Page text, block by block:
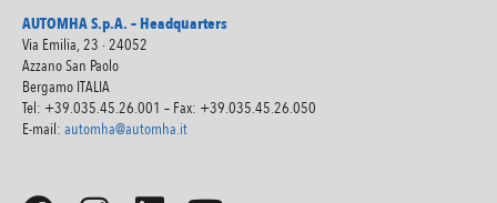
AUTOMHA S.p.A. – Headquarters
Via Emilia, 23 · 24052
Azzano San Paolo
Bergamo ITALIA
Tel: +39.035.45.26.001 – Fax: +39.035.45.26.050
E-mail: automha@automha.it